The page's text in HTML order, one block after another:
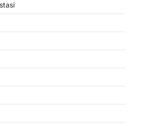
29 Desember 2024 –
Sohib Sukses Setia (YS3)
menunjukkan komitmennya
mendukung…
dan Proaktif di